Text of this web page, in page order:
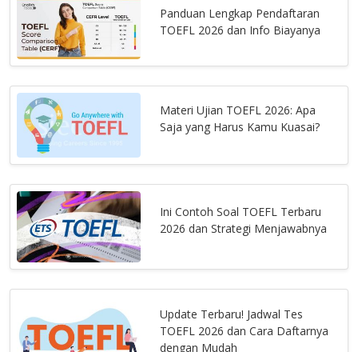
Panduan Lengkap Pendaftaran
TOEFL 2026 dan Info Biayanya
Materi Ujian TOEFL 2026: Apa
Saja yang Harus Kamu Kuasai?
Ini Contoh Soal TOEFL Terbaru
2026 dan Strategi Menjawabnya
Update Terbaru! Jadwal Tes
TOEFL 2026 dan Cara Daftarnya
dengan Mudah